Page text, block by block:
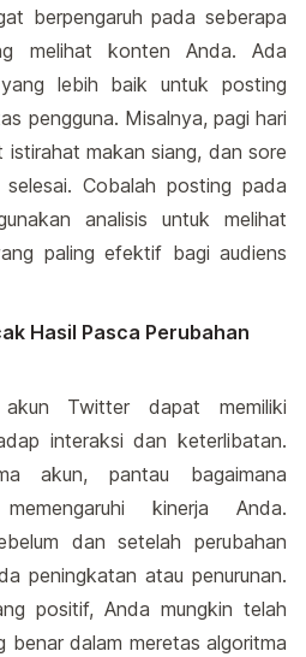
berpengaruh pada seberapa
melihat konten Anda. Ada
lebih baik untuk posting
pengguna. Misalnya, pagi hari
makan siang, dan sore
Cobalah posting pada
analisis untuk melihat
paling efektif bagi audiens
Hasil Pasca Perubahan
akun Twitter dapat memiliki
interaksi dan keterlibatan.
akun, pantau bagaimana
kinerja Anda.
dan setelah perubahan
peningkatan atau penurunan.
positif, Anda mungkin telah
benar dalam meretas algoritma